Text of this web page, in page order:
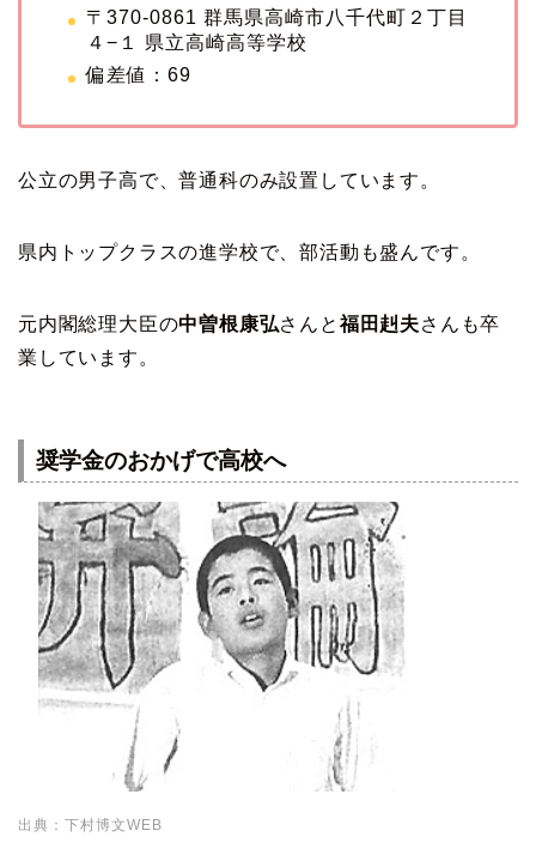
〒370-0861 群馬県高崎市八千代町２丁目
４−１ 県立高崎高等学校
偏差値：69
公立の男子高で、普通科のみ設置しています。
県内トップクラスの進学校で、部活動も盛んです。
元内閣総理大臣の中曽根康弘さんと 福田赳夫さんも卒
業しています。
奨学金のおかげで高校へ
出典：下村博文WEB